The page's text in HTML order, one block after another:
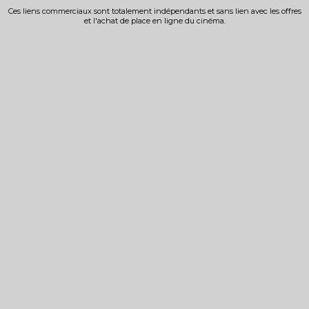
Ces liens commerciaux sont totalement indépendants et sans lien avec les offres
et l'achat de place en ligne du cinéma.